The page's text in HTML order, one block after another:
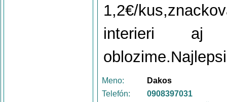
1,2€/
interieri aj
Meno:
Dakos
Telefón:
0908397031